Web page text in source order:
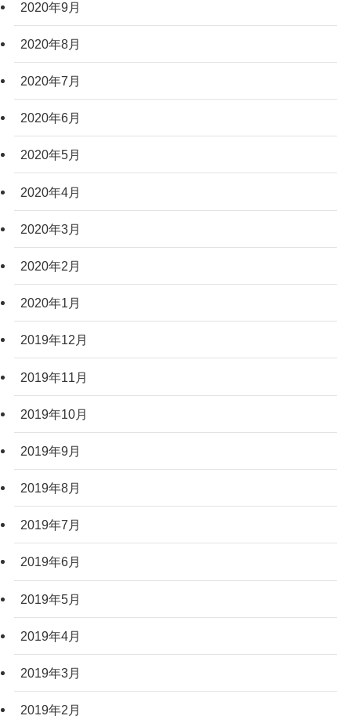
2020年9月
2020年8月
2020年7月
2020年6月
2020年5月
2020年4月
2020年3月
2020年2月
2020年1月
2019年12月
2019年11月
2019年10月
2019年9月
2019年8月
2019年7月
2019年6月
2019年5月
2019年4月
2019年3月
2019年2月